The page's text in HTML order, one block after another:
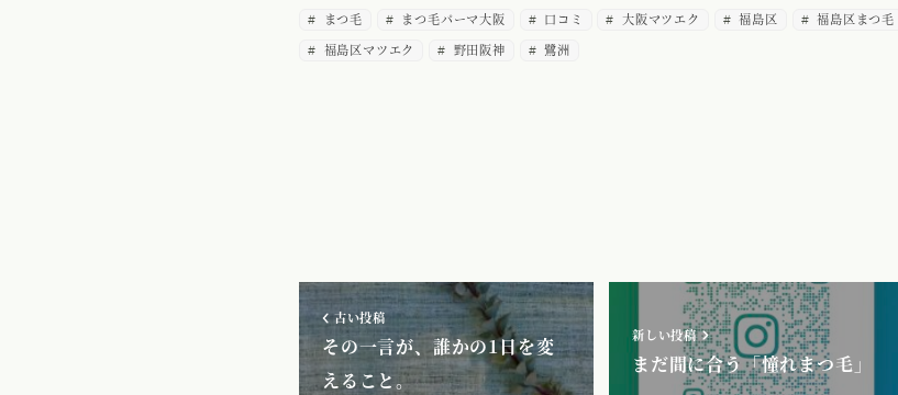
まつ毛 まつ毛パーマ大阪 口コミ 大阪マツエク 福島区
福島区まつ毛
福島区マツエク
野田阪神 鷺洲
古い投稿
その一言が、誰かの1日を変
えること。
新しい投稿
まだ間に合う「憧れまつ毛」